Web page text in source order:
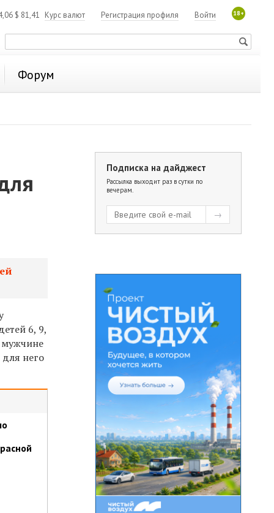
$ 81,41 Курс валют 18+
Войти
Регистрация профиля
Форум
6, 9,
мужчине
него
Подписка на дайджест
Рассылка выходит раз в сутки по
вечерам.